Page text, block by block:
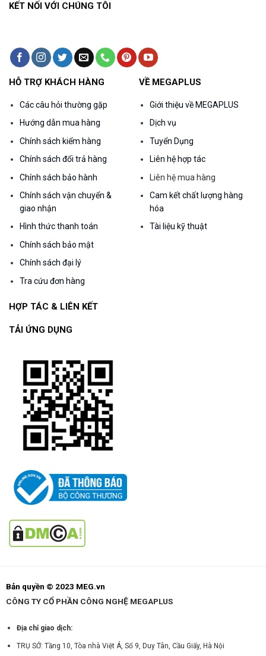
KẾT NỐI VỚI CHÚNG TÔI
HỖ TRỢ KHÁCH HÀNG
Các câu hỏi thường gặp
Hướng dẫn mua hàng
Chính sách kiểm hàng
Chính sách đổi trả hàng
Chính sách bảo hành
Chính sách vận chuyển &
giao nhận
Hình thức thanh toán
Chính sách bảo mật
Chính sách đại lý
Tra cứu đơn hàng
VỀ MEGAPLUS
Giới thiệu về MEGAPLUS
Dịch vụ
Tuyển Dụng
Liên hệ hợp tác
Liên hệ mua hàng
Cam kết chất lượng hàng
hóa
Tài liệu kỹ thuật
HỢP TÁC & LIÊN KẾT
TẢI ỨNG DỤNG
Bản quyền © 2023 MEG.vn
CÔNG TY CỔ PHẦN CÔNG NGHỆ MEGAPLUS
Địa chỉ giao dịch:
TRỤ SỞ: Tầng 10, Tòa nhà Việt Á, Số 9, Duy Tân, Cầu Giấy, Hà Nội